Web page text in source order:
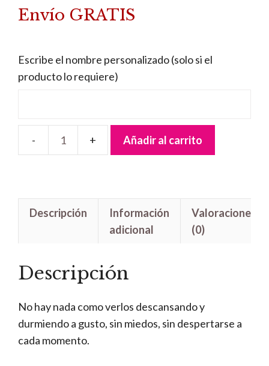
originalactual
Envío GRATIS
Escribe el nombre personalizado (solo si el
producto lo requiere)
Sentados
cantidad
Añadir al carrito
Descripción
Información
adicional
Valoraciones
(0)
Descripción
No hay nada como verlos descansando y
durmiendo a gusto, sin miedos, sin despertarse a
cada momento.